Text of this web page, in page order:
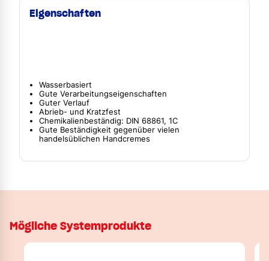
Eigenschaften
Wasserbasiert
Gute Verarbeitungseigenschaften
Guter Verlauf
Abrieb- und Kratzfest
Chemikalienbeständig: DIN 68861, 1C
Gute Beständigkeit gegenüber vielen
handelsüblichen Handcremes
Mögliche Systemprodukte